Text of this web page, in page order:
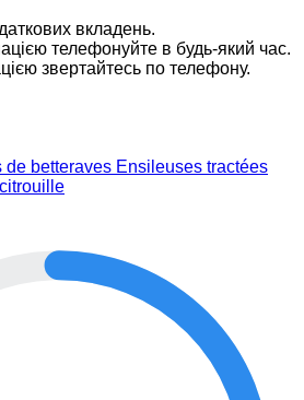
вкладень.
телефонуйте в будь-який час.
звертайтесь по телефону.
de betteraves Ensileuses tractées